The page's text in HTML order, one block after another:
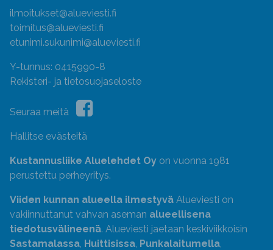
ilmoitukset@alueviesti.fi
toimitus@alueviesti.fi
etunimi.sukunimi@alueviesti.fi
Y-tunnus: 0415990-8
Rekisteri- ja tietosuojaseloste
Seuraa meitä
Hallitse evästeitä
Kustannusliike Aluelehdet Oy on vuonna 1981
perustettu perheyritys.
Viiden kunnan alueella ilmestyvä Alueviesti on
vakiinnuttanut vahvan aseman alueellisena
tiedotusvälineenä. Alueviesti jaetaan keskiviikkoisin
Sastamalassa, Huittisissa, Punkalaitumella,